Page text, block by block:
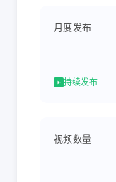
月度发布
持续发布
视频数量